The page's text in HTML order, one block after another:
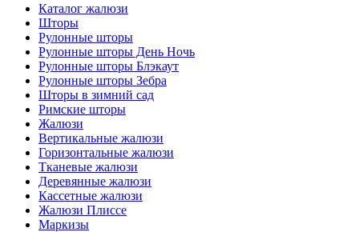
Каталог жалюзи
Шторы
Рулонные шторы
Рулонные шторы День Ночь
Рулонные шторы Блэкаут
Рулонные шторы Зебра
Шторы в зимний сад
Римские шторы
Жалюзи
Вертикальные жалюзи
Горизонтальные жалюзи
Тканевые жалюзи
Деревянные жалюзи
Кассетные жалюзи
Жалюзи Плиссе
Маркизы